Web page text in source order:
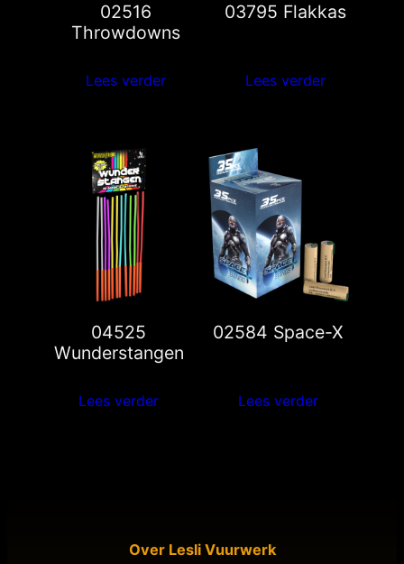
02516
Throwdowns
Lees verder
03795 Flakkas
Lees verder
04525
Wunderstangen
Lees verder
02584 Space-X
Lees verder
Over Lesli Vuurwerk